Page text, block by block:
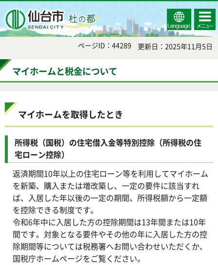
Select
Language
コンテ
ンツメ
ニュー
ページID：44289 更新日：2025年11月5日
マイホームと税金について
マイホームを取得したとき
所得税（国税）の住宅借入金等特別控除（所得税の住
宅ローン控除）
返済期間10年以上の住宅ローン等を利用してマイホーム
を新築、購入または増改築し、一定の要件に該当すれ
ば、入居した年以後の一定の期間、所得税額から一定額
を控除できる制度です。
令和6年中に入居した方の控除期間は13年間または10年
間です。対象となる要件やその他の年に入居した方の控
除期間等については税務署へお問い合わせいただくか、
国税庁ホームページをご覧ください。